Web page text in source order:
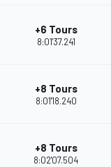
+6 Tours
8:01'37.241
+8 Tours
8:01'18.240
+8 Tours
8:02'07.504